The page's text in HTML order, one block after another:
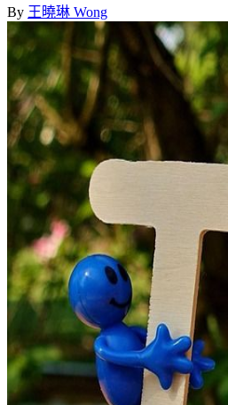
By 王曉琳 Wong